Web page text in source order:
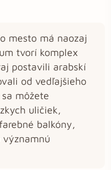
mesto má naozaj
tvorí komplex
postavili arabskí
od vedľajšieho
môžete
uličiek,
balkóny,